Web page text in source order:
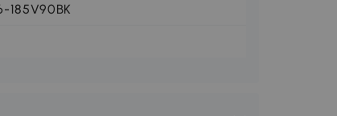
185V90BK